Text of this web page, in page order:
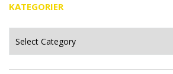
KATEGORIER